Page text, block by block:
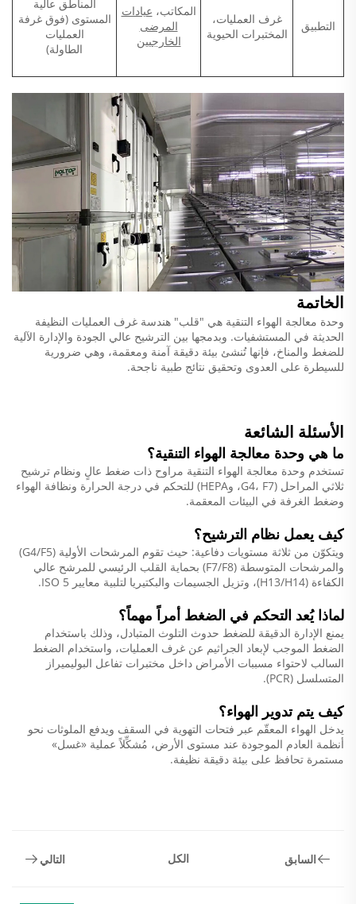
التطبيق
غرف العمليات،
المختبرات الحيوية
المكاتب، عيادات
المرضى
الخارجيين
المناطق عالية
المستوى (فوق غرفة
العمليات
الطاولة)
الخاتمة
وحدة معالجة الهواء التنقية هي "قلب" هندسة غرف العمليات النظيفة
الحديثة في المستشفيات. وبدمجها بين الترشيح عالي الجودة والإدارة الآلية
للضغط والمناخ، فإنها تُنشئ بيئة دقيقة آمنة ومعقمة، وهي ضرورية
للسيطرة على العدوى وتحقيق نتائج طبية ناجحة.
الأسئلة الشائعة
ما هي وحدة معالجة الهواء التنقية؟
تستخدم وحدة معالجة الهواء التنقية مراوح ذات ضغط عالٍ ونظام ترشيح
ثلاثي المراحل (G4، F7، وHEPA) للتحكم في درجة الحرارة ونظافة الهواء
وضغط الغرفة في البيئات المعقمة.
كيف يعمل نظام الترشيح؟
ويتكوّن من ثلاثة مستويات دفاعية: حيث تقوم المرشحات الأولية (G4/F5)
والمرشحات المتوسطة (F7/F8) بحماية القلب الرئيسي للمرشح عالي
الكفاءة (H13/H14)، وتزيل الجسيمات والبكتيريا لتلبية معايير ISO 5.
لماذا يُعد التحكم في الضغط أمراً مهماً؟
يمنع الإدارة الدقيقة للضغط حدوث التلوث المتبادل، وذلك باستخدام
الضغط الموجب لإبعاد الجراثيم عن غرف العمليات، واستخدام الضغط
السالب لاحتواء مسببات الأمراض داخل مختبرات تفاعل البوليميراز
المتسلسل (PCR).
كيف يتم تدوير الهواء؟
يدخل الهواء المعقّم عبر فتحات التهوية في السقف ويدفع الملوثات نحو
أنظمة العادم الموجودة عند مستوى الأرض، مُشكِّلاً عملية «غسل»
مستمرة تحافظ على بيئة دقيقة نظيفة.
السابق الكل التالي